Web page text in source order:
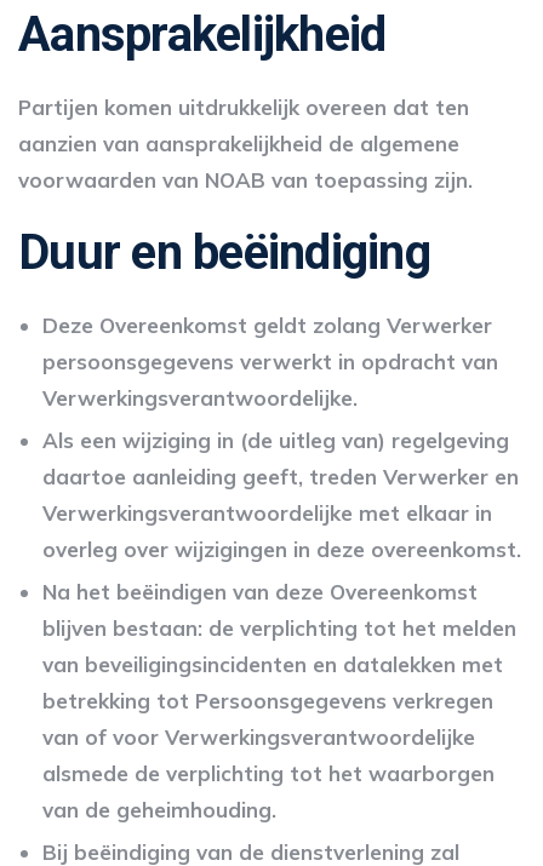
Aansprakelijkheid
Partijen komen uitdrukkelijk overeen dat ten
aanzien van aansprakelijkheid de algemene
voorwaarden van NOAB van toepassing zijn.
Duur en beëindiging
Deze Overeenkomst geldt zolang Verwerker
persoonsgegevens verwerkt in opdracht van
Verwerkingsverantwoordelijke.
Als een wijziging in (de uitleg van) regelgeving
daartoe aanleiding geeft, treden Verwerker en
Verwerkingsverantwoordelijke met elkaar in
overleg over wijzigingen in deze overeenkomst.
Na het beëindigen van deze Overeenkomst
blijven bestaan: de verplichting tot het melden
van beveiligingsincidenten en datalekken met
betrekking tot Persoonsgegevens verkregen
van of voor Verwerkingsverantwoordelijke
alsmede de verplichting tot het waarborgen
van de geheimhouding.
Bij beëindiging van de dienstverlening zal